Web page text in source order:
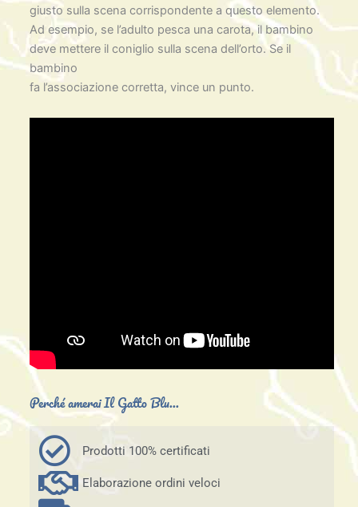
giusto sulla scena corrispondente a questo elemento.
Ad esempio, se l’adulto pesca una carota, il bambino
deve mettere il coniglio sulla scena dell’orto. Se il
bambino
fa l’associazione corretta, vince un punto.
Perché amerai Il Gatto Blu...
Prodotti 100% certificati
Elaborazione ordini veloci